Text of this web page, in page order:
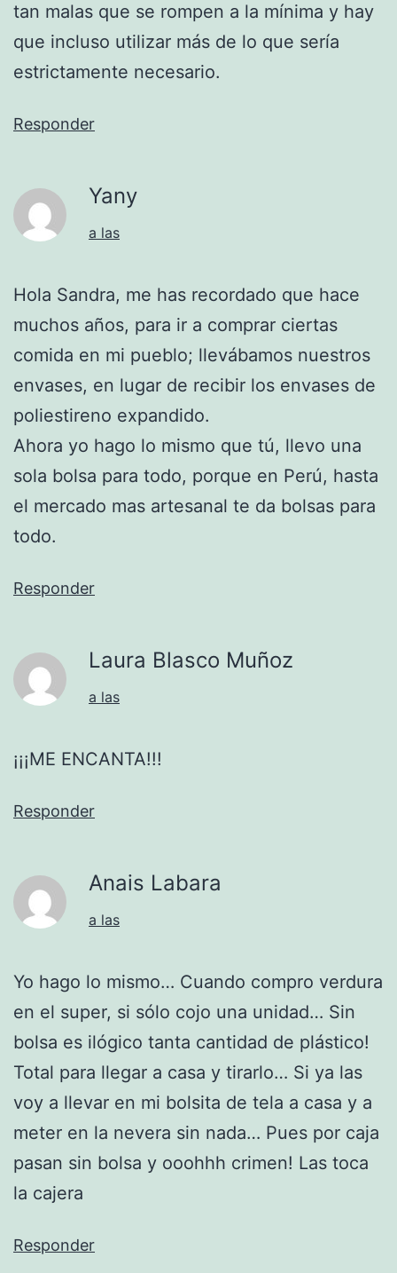
tan malas que se rompen a la mínima y hay
que incluso utilizar más de lo que sería
estrictamente necesario.
Responder
Yany
a las
Hola Sandra, me has recordado que hace
muchos años, para ir a comprar ciertas
comida en mi pueblo; llevábamos nuestros
envases, en lugar de recibir los envases de
poliestireno expandido.
Ahora yo hago lo mismo que tú, llevo una
sola bolsa para todo, porque en Perú, hasta
el mercado mas artesanal te da bolsas para
todo.
Responder
Laura Blasco Muñoz
a las
¡¡¡ME ENCANTA!!!
Responder
Anais Labara
a las
Yo hago lo mismo… Cuando compro verdura
en el super, si sólo cojo una unidad… Sin
bolsa es ilógico tanta cantidad de plástico!
Total para llegar a casa y tirarlo… Si ya las
voy a llevar en mi bolsita de tela a casa y a
meter en la nevera sin nada… Pues por caja
pasan sin bolsa y ooohhh crimen! Las toca
la cajera
Responder